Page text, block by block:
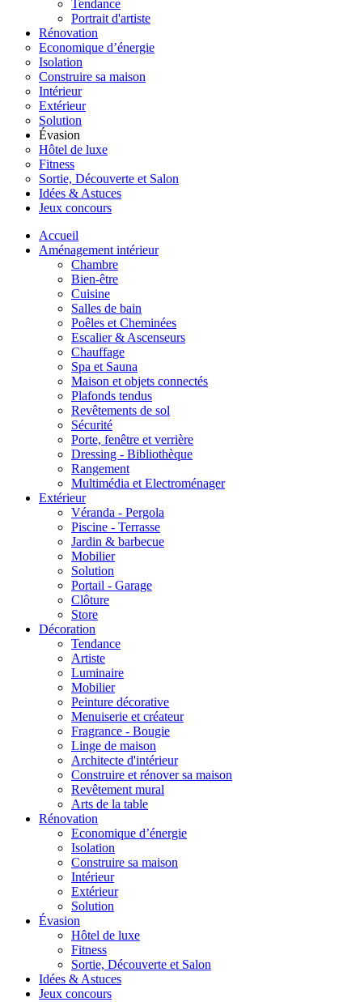
Tendance
Portrait d'artiste
Rénovation
Economique d’énergie
Isolation
Construire sa maison
Intérieur
Extérieur
Solution
Évasion
Hôtel de luxe
Fitness
Sortie, Découverte et Salon
Idées & Astuces
Jeux concours
Accueil
Aménagement intérieur
Chambre
Bien-être
Cuisine
Salles de bain
Poêles et Cheminées
Escalier & Ascenseurs
Chauffage
Spa et Sauna
Maison et objets connectés
Plafonds tendus
Revêtements de sol
Sécurité
Porte, fenêtre et verrière
Dressing - Bibliothèque
Rangement
Multimédia et Electroménager
Extérieur
Véranda - Pergola
Piscine - Terrasse
Jardin & barbecue
Mobilier
Solution
Portail - Garage
Clôture
Store
Décoration
Tendance
Artiste
Luminaire
Mobilier
Peinture décorative
Menuiserie et créateur
Fragrance - Bougie
Linge de maison
Architecte d'intérieur
Construire et rénover sa maison
Revêtement mural
Arts de la table
Rénovation
Economique d’énergie
Isolation
Construire sa maison
Intérieur
Extérieur
Solution
Évasion
Hôtel de luxe
Fitness
Sortie, Découverte et Salon
Idées & Astuces
Jeux concours